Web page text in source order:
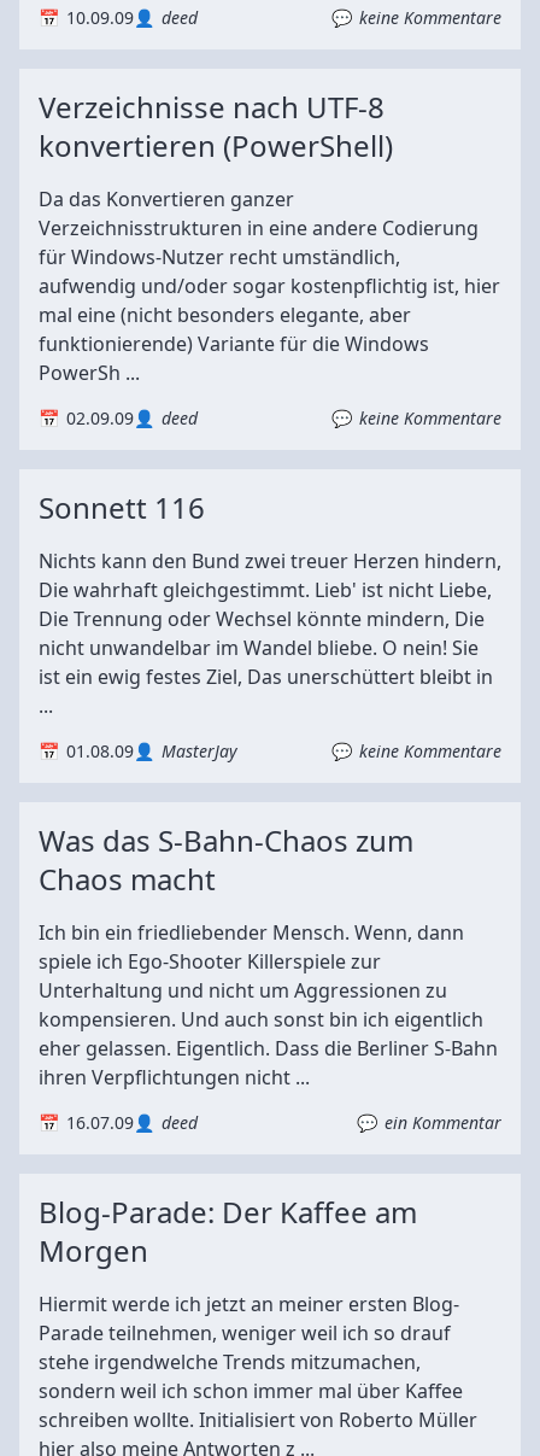
10.09.09 deed keine Kommentare
Verzeichnisse nach UTF-8
konvertieren (PowerShell)
Da das Konvertieren ganzer
Verzeichnisstrukturen in eine andere Codierung
für Windows-Nutzer recht umständlich,
aufwendig und/oder sogar kostenpflichtig ist, hier
mal eine (nicht besonders elegante, aber
funktionierende) Variante für die Windows
PowerSh ...
02.09.09 deed keine Kommentare
Sonnett 116
Nichts kann den Bund zwei treuer Herzen hindern,
Die wahrhaft gleichgestimmt. Lieb' ist nicht Liebe,
Die Trennung oder Wechsel könnte mindern, Die
nicht unwandelbar im Wandel bliebe. O nein! Sie
ist ein ewig festes Ziel, Das unerschüttert bleibt in
...
01.08.09 MasterJay keine Kommentare
Was das S-Bahn-Chaos zum
Chaos macht
Ich bin ein friedliebender Mensch. Wenn, dann
spiele ich Ego-Shooter Killerspiele zur
Unterhaltung und nicht um Aggressionen zu
kompensieren. Und auch sonst bin ich eigentlich
eher gelassen. Eigentlich. Dass die Berliner S-Bahn
ihren Verpflichtungen nicht ...
16.07.09 deed ein Kommentar
Blog-Parade: Der Kaffee am
Morgen
Hiermit werde ich jetzt an meiner ersten Blog-
Parade teilnehmen, weniger weil ich so drauf
stehe irgendwelche Trends mitzumachen,
sondern weil ich schon immer mal über Kaffee
schreiben wollte. Initialisiert von Roberto Müller
hier also meine Antworten z ...